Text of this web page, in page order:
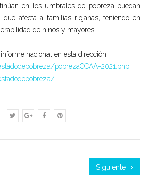
en los umbrales de pobreza puedan
afecta a familias riojanas, teniendo en
de niños y mayores.
nacional en esta dirección:
pobrezaCCAA-2021.php
Siguiente